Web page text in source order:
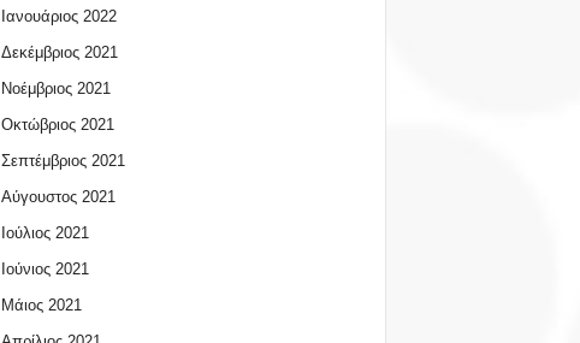
Ιανουάριος 2022
Δεκέμβριος 2021
Νοέμβριος 2021
Οκτώβριος 2021
Σεπτέμβριος 2021
Αύγουστος 2021
Ιούλιος 2021
Ιούνιος 2021
Μάιος 2021